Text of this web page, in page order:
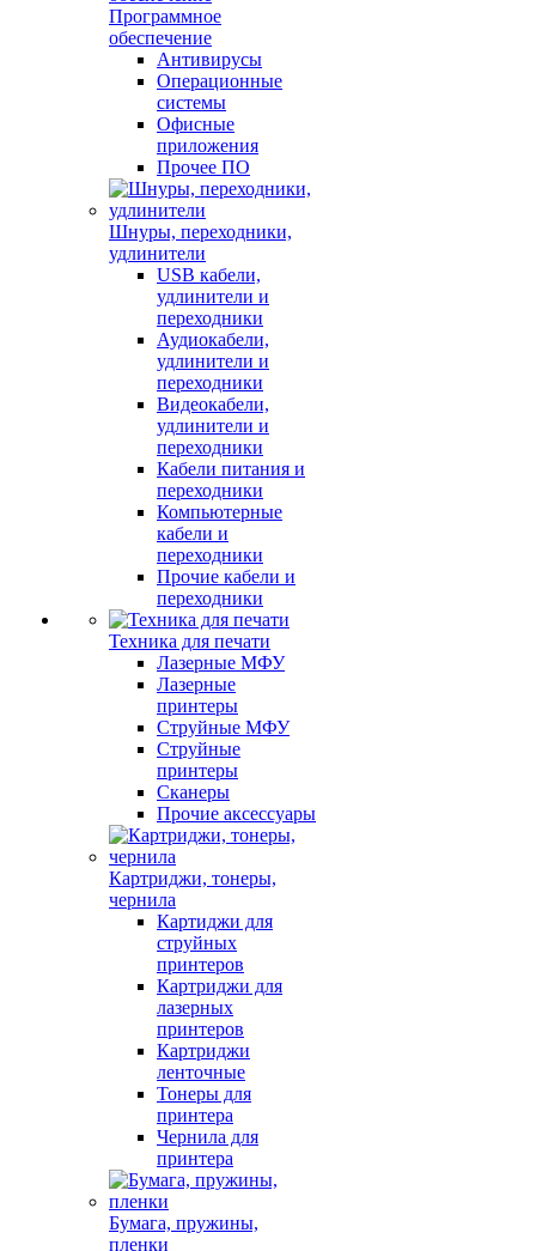
Программное
обеспечение
Антивирусы
Операционные
системы
Офисные
приложения
Прочее ПО
Шнуры, переходники,
удлинители
USB кабели,
удлинители и
переходники
Аудиокабели,
удлинители и
переходники
Видеокабели,
удлинители и
переходники
Кабели питания и
переходники
Компьютерные
кабели и
переходники
Прочие кабели и
переходники
Техника для печати
Лазерные МФУ
Лазерные
принтеры
Струйные МФУ
Струйные
принтеры
Сканеры
Прочие аксессуары
Картриджи, тонеры,
чернила
Картиджи для
струйных
принтеров
Картриджи для
лазерных
принтеров
Картриджи
ленточные
Тонеры для
принтера
Чернила для
принтера
Бумага, пружины,
пленки